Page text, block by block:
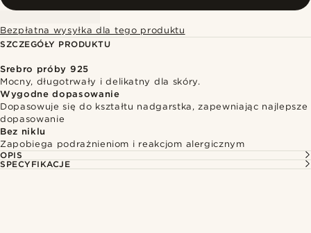
Bezpłatna wysyłka dla tego produktu
SZCZEGÓŁY PRODUKTU
Srebro próby 925
Mocny, długotrwały i delikatny dla skóry.
Wygodne dopasowanie
Dopasowuje się do kształtu nadgarstka, zapewniając najlepsze
dopasowanie
Bez niklu
Zapobiega podrażnieniom i reakcjom alergicznym
OPIS
SPECYFIKACJE